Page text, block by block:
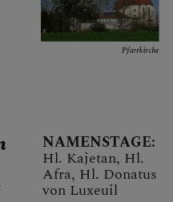
SAKRAM
Pfarrkirche
Pfarrkirche
Pfarrkirche Innenansicht
Störche auf dem Kirchendach
Pfarrkirche
Pfarrkirche
Annakapelle
Pfarrkirche
Pfarrkirche
NAMENSTAGE:
Hl. Kajetan, Hl.
Afra, Hl. Donatus
von Luxeuil